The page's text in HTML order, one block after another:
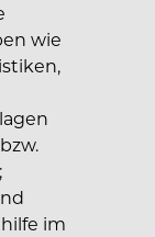
wie
im